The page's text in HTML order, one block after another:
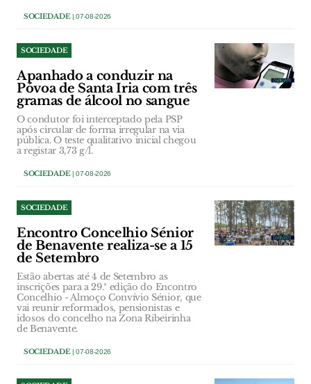
SOCIEDADE| 07-08-2026
SOCIEDADE
Apanhado a conduzir na
Póvoa de Santa Iria com três
gramas de álcool no sangue
O condutor foi interceptado pela PSP
após circular de forma irregular na via
pública. O teste qualitativo inicial chegou
a registar 3,73 g/l.
SOCIEDADE| 07-08-2026
SOCIEDADE
Encontro Concelhio Sénior
de Benavente realiza-se a 15
de Setembro
Estão abertas até 4 de Setembro as
inscrições para a 29.ª edição do Encontro
Concelhio - Almoço Convívio Sénior, que
vai reunir reformados, pensionistas e
idosos do concelho na Zona Ribeirinha
de Benavente.
SOCIEDADE| 07-08-2026